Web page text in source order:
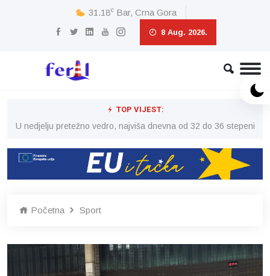
31.18c Bar, Crna Gora
8 Aug. 2026.
TOP VIJEST:
U nedjelju pretežno vedro, najviša dnevna od 32 do 36 stepeni
Početna Sport